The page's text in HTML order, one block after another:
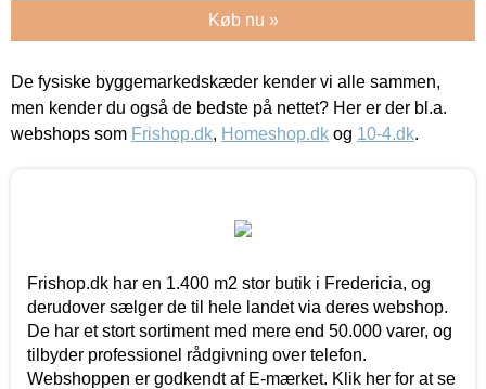
Køb nu »
De fysiske byggemarkedskæder kender vi alle sammen,
men kender du også de bedste på nettet? Her er der bl.a.
webshops som Frishop.dk, Homeshop.dk og 10-4.dk.
Frishop.dk har en 1.400 m2 stor butik i Fredericia, og
derudover sælger de til hele landet via deres webshop.
De har et stort sortiment med mere end 50.000 varer, og
tilbyder professionel rådgivning over telefon.
Webshoppen er godkendt af E-mærket. Klik her for at se